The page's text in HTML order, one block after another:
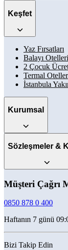
Keşfet
Yaz Fırsatları
Balayı Otelleri
2 Çocuk
Termal Oteller
İstanbula
Kurumsal
Sözleşmeler &
Müşteri Çağrı
0850 878 0 400
Haftanın 7 günü
Bizi Takip Edin